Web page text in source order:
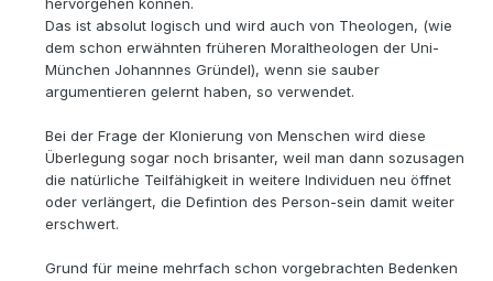
hervorgehen können.
Das ist absolut logisch und wird auch von Theologen, (wie
dem schon erwähnten früheren Moraltheologen der Uni-
München Johannnes Gründel), wenn sie sauber
argumentieren gelernt haben, so verwendet.
Bei der Frage der Klonierung von Menschen wird diese
Überlegung sogar noch brisanter, weil man dann sozusagen
die natürliche Teilfähigkeit in weitere Individuen neu öffnet
oder verlängert, die Defintion des Person-sein damit weiter
erschwert.
Grund für meine mehrfach schon vorgebrachten Bedenken